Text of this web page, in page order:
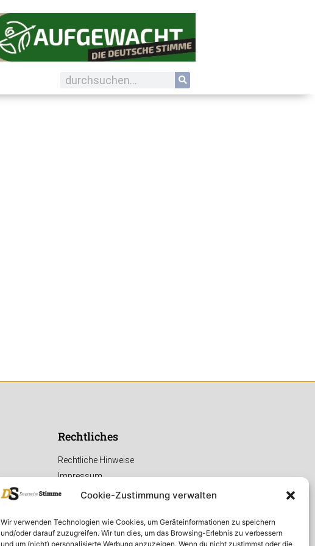
Cookie-Zustimmung verwalten
Wir verwenden Technologien wie Cookies, um Geräteinformationen zu speichern
und/oder darauf zuzugreifen. Wir tun dies, um das Browsing-Erlebnis zu verbessern
und um (nicht) personalisierte Werbung anzuzeigen. Wenn du nicht zustimmst oder die
Rechtliches
Rechtliche Hinweise
Impressum
Datenschutzerklärung